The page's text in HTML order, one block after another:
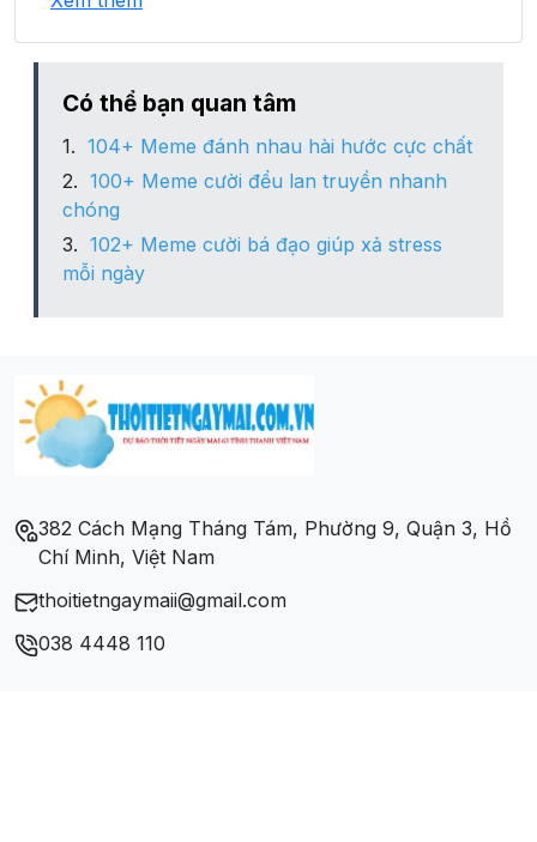
Xã Pha Long
Xã Tả Gia Khâu
Xã Tả Ngải Chồ
Xã Tung Chung Phố
Có thể bạn quan tâm
104+ Meme đánh nhau hài hước cực chất
100+ Meme cười đểu lan truyền nhanh
chóng
102+ Meme cười bá đạo giúp xả stress
mỗi ngày
382 Cách Mạng Tháng Tám, Phường 9, Quận 3, Hồ
Chí Minh, Việt Nam
thoitietngaymaii@gmail.com
038 4448 110